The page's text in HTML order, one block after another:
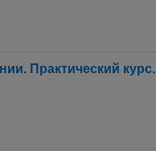
Практический курс.